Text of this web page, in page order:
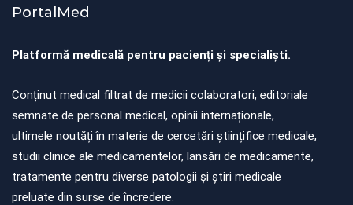
PortalMed
Platformă medicală pentru pacienți și specialiști.
Conținut medical filtrat de medicii colaboratori, editoriale
semnate de personal medical, opinii internaționale,
ultimele noutăți în materie de cercetări științifice medicale,
studii clinice ale medicamentelor, lansări de medicamente,
tratamente pentru diverse patologii și știri medicale
preluate din surse de încredere.